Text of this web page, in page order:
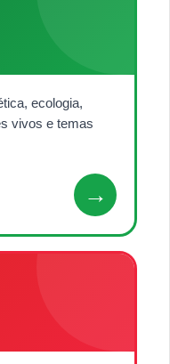
ecologia,
vivos e temas
→